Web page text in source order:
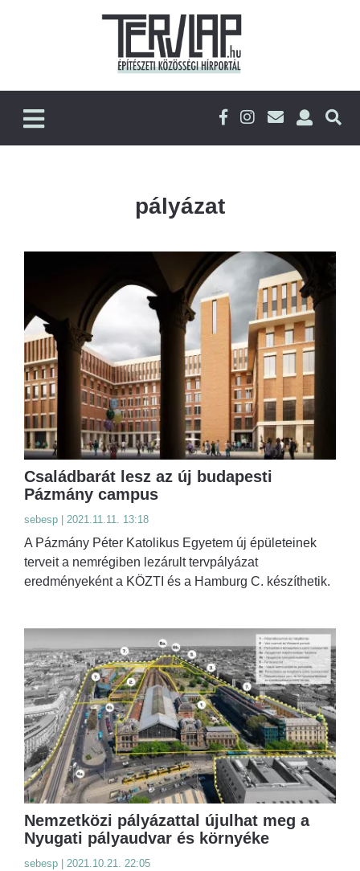
pályázat
Családbarát lesz az új budapesti
Pázmány campus
sebesp | 2021.11.11. 13:18
A Pázmány Péter Katolikus Egyetem új épületeinek
terveit a nemrégiben lezárult tervpályázat
eredményeként a KÖZTI és a Hamburg C. készíthetik.
Nemzetközi pályázattal újulhat meg a
Nyugati pályaudvar és környéke
sebesp | 2021.10.21. 22:05